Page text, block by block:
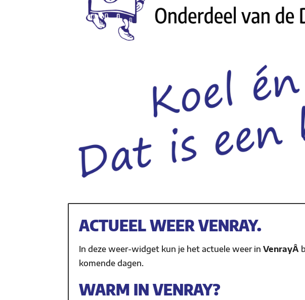
ACTUEEL WEER VENRAY.
In deze weer-widget kun je het actuele weer inVenrayÂ
komende dagen.
WARM IN VENRAY?